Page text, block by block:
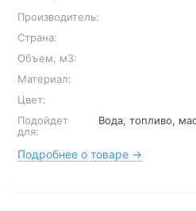
Производитель:
Страна:
Объем, м3:
Материал:
Цвет:
Подойдет
для:
Вода, топливо,
Подробнее о товаре →